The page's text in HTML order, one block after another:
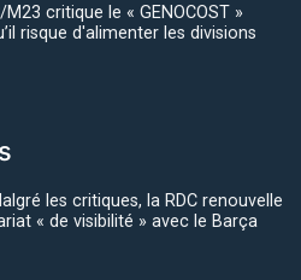
M23 critique le « GENOCOST »
risque d'alimenter les divisions
les critiques, la RDC renouvelle
« de visibilité » avec le Barça